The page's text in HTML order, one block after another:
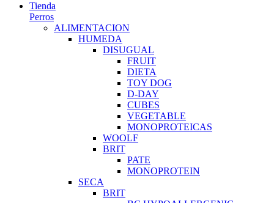
Tienda
Perros
ALIMENTACION
HUMEDA
DISUGUAL
FRUIT
DIETA
TOY DOG
D-DAY
CUBES
VEGETABLE
MONOPROTEICAS
WOOLF
BRIT
PATE
MONOPROTEIN
SECA
BRIT